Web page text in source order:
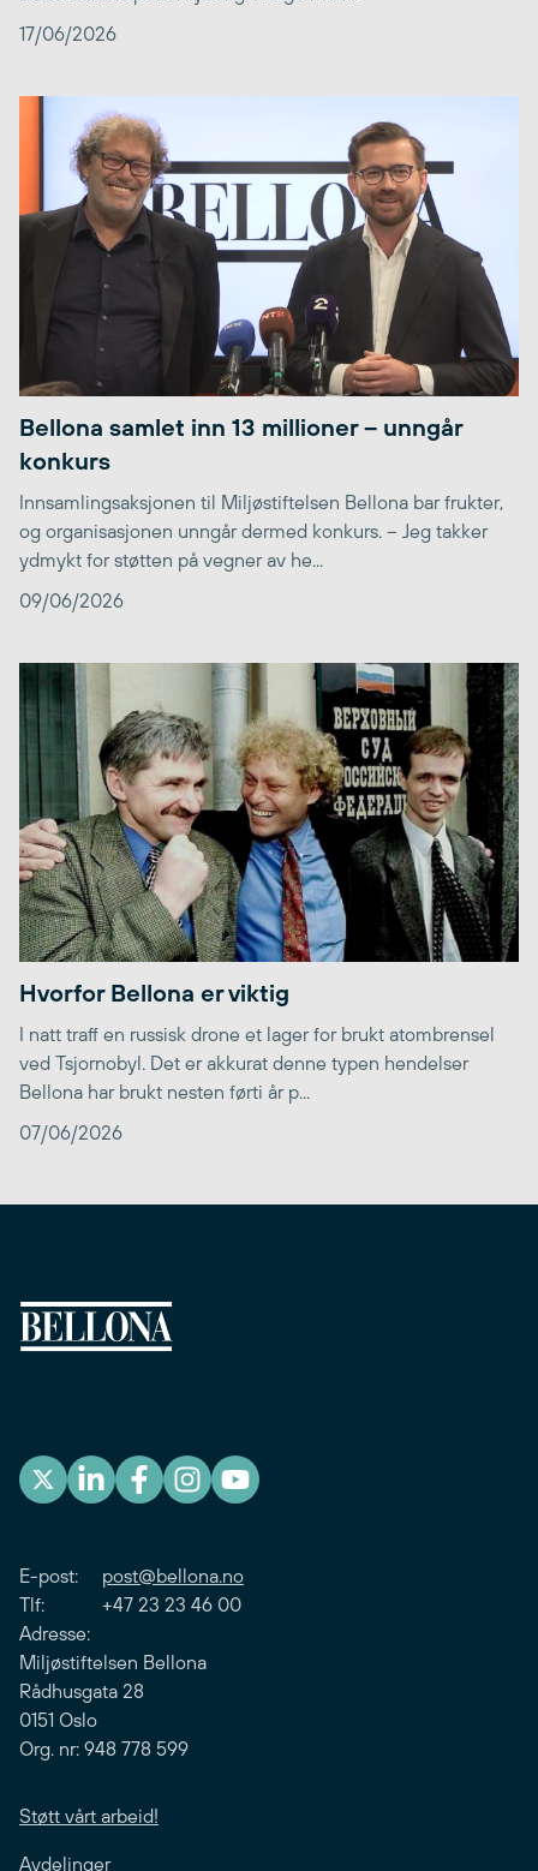
17/06/2026
Bellona samlet inn 13 millioner – unngår
konkurs
Innsamlingsaksjonen til Miljøstiftelsen Bellona bar frukter,
og organisasjonen unngår dermed konkurs. – Jeg takker
ydmykt for støtten på vegner av he...
09/06/2026
Hvorfor Bellona er viktig
I natt traff en russisk drone et lager for brukt atombrensel
ved Tsjornobyl. Det er akkurat denne typen hendelser
Bellona har brukt nesten førti år p...
07/06/2026
E-post: post@bellona.no
Tlf: +47 23 23 46 00
Adresse:
Miljøstiftelsen Bellona
Rådhusgata 28
0151 Oslo
Org. nr: 948 778 599
Støtt vårt arbeid!
Avdelinger